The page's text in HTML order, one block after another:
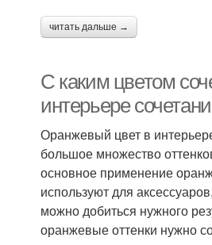
читать дальше →
С каким цветом
интерьере
Оранжевый цвет в
большое множество
основное применение
используют для
можно добиться нужного
оранжевые оттенки нужно